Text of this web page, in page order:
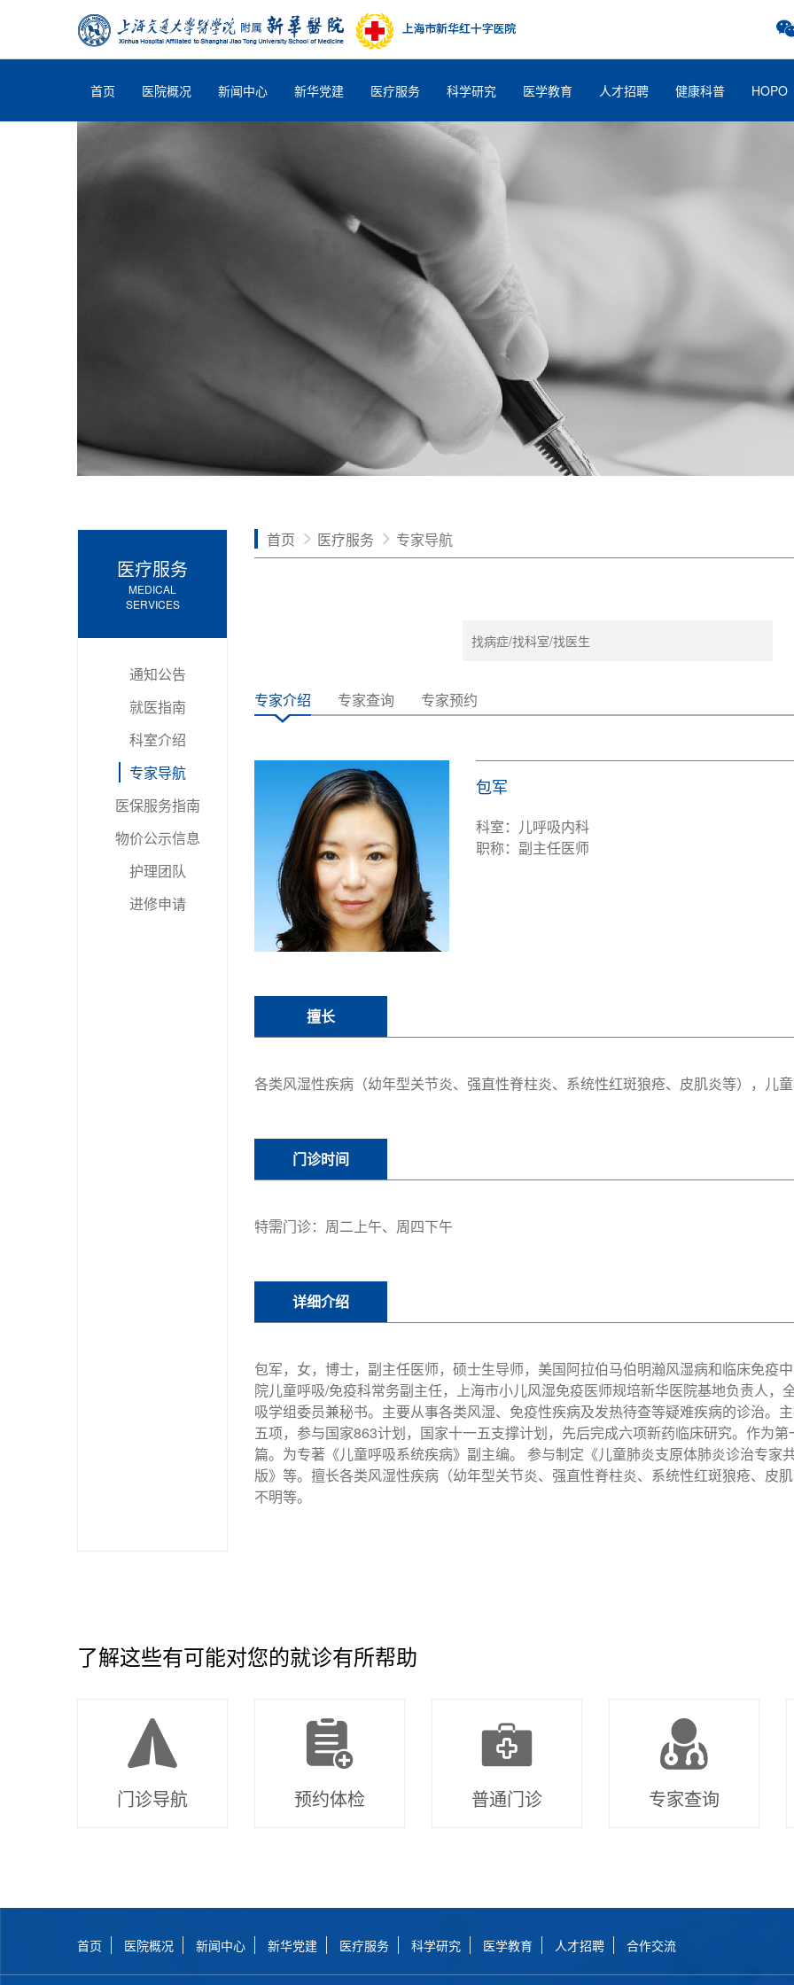
首页 医院概况 新闻中心 新华党建 医疗服务 科学研究 医学教育 人才招聘 健康科普 HOPO
医疗服务
MEDICAL
SERVICES
通知公告
就医指南
科室介绍
专家导航
医保服务指南
物价公示信息
护理团队
进修申请
首页 医疗服务 专家导航
专家介绍 专家查询 专家预约
包军
科室：儿呼吸内科
职称：副主任医师
擅长
各类风湿性疾病（幼年型关节炎、强直性脊柱炎、系统性红斑狼疮、皮肌炎等），儿
门诊时间
特需门诊：周二上午、周四下午
详细介绍
包军，女，博士，副主任医师，硕士生导师，美国阿拉伯马伯明瀚风湿病和临床免疫
院儿童呼吸/免疫科常务副主任，上海市小儿风湿免疫医师规培新华医院基地负责人
吸学组委员兼秘书。主要从事各类风湿、免疫性疾病及发热待查等疑难疾病的诊治。
五项，参与国家863计划，国家十一五支撑计划，先后完成六项新药临床研究。作为
篇。为专著《儿童呼吸系统疾病》副主编。 参与制定《儿童肺炎支原体肺炎诊治专家
版》等。擅长各类风湿性疾病（幼年型关节炎、强直性脊柱炎、系统性红斑狼疮、皮
不明等。
了解这些有可能对您的就诊有所帮助
门诊导航 预约体检 普通门诊 专家查询
首页 医院概况 新闻中心 新华党建 医疗服务 科学研究 医学教育 人才招聘 合作交流